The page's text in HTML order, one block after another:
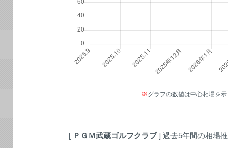
※グラフの数値は中心相場を
[ ＰＧＭ武蔵ゴルフクラブ] 過去5年間の相場